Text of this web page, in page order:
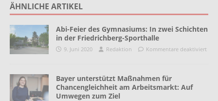
ÄHNLICHE ARTIKEL
Abi-Feier des Gymnasiums: In zwei Schichten
in der Friedrichberg-Sporthalle
9. Juni 2020 Redaktion Kommentare deaktiviert
Bayer unterstützt Maßnahmen für
Chancengleichheit am Arbeitsmarkt: Auf
Umwegen zum Ziel